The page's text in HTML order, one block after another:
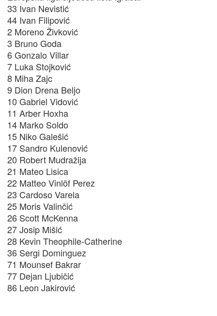
33 Ivan Nevistić
44 Ivan Filipović
2 Moreno Živković
3 Bruno Goda
6 Gonzalo Villar
7 Luka Stojković
8 Miha Zajc
9 Dion Drena Beljo
10 Gabriel Vidović
11 Arber Hoxha
14 Marko Soldo
15 Niko Galešić
17 Sandro Kulenović
20 Robert Mudražija
21 Mateo Lisica
22 Matteo Vinlöf Perez
23 Cardoso Varela
25 Moris Valinčić
26 Scott McKenna
27 Josip Mišić
28 Kevin Theophile-Catherine
36 Sergi Dominguez
71 Mounsef Bakrar
77 Dejan Ljubičić
86 Leon Jakirović